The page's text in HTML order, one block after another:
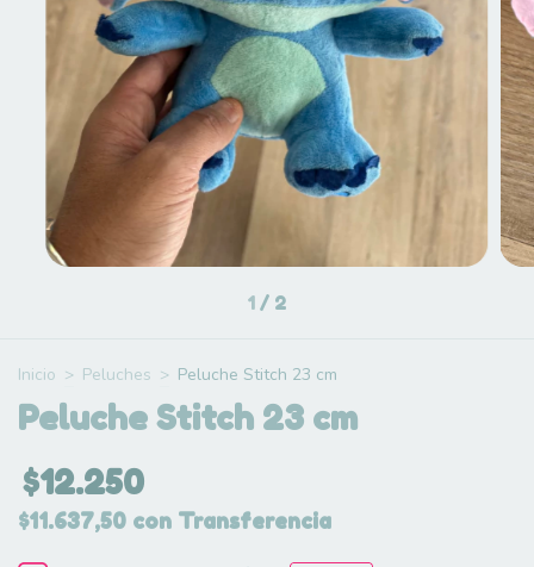
1 / 2
Inicio > Peluches > Peluche Stitch 23 cm
Peluche Stitch 23 cm
$12.250
$11.637,50 con Transferencia